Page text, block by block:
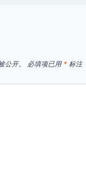
公开。 必填项已用 * 标注